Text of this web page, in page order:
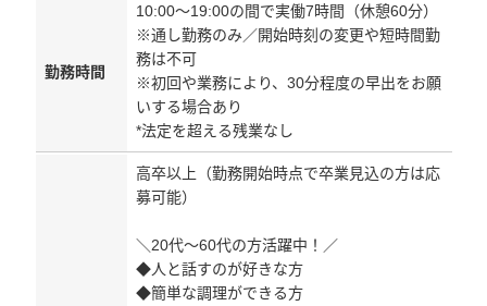
勤務時間
10:00～19:00の間で実働7時間（休憩60分）
※通し勤務のみ／開始時刻の変更や短時間勤
務は不可
※初回や業務により、30分程度の早出をお願
いする場合あり
*法定を超える残業なし
高卒以上（勤務開始時点で卒業見込の方は応
募可能）
＼20代～60代の方活躍中！／
◆人と話すのが好きな方
◆簡単な調理ができる方